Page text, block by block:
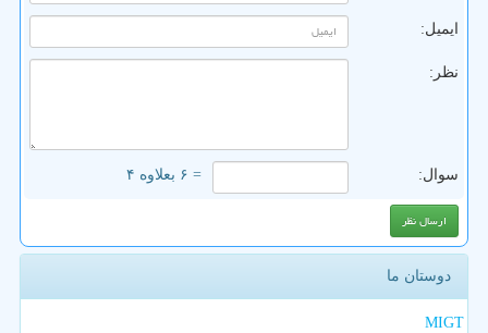
ایمیل:
نظر:
سوال: = ۶ بعلاوه ۴
دوستان ما
MIGT